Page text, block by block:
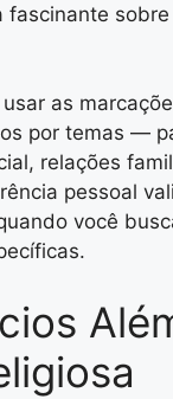
fascinante
as
por temas —
relações
pessoal
você